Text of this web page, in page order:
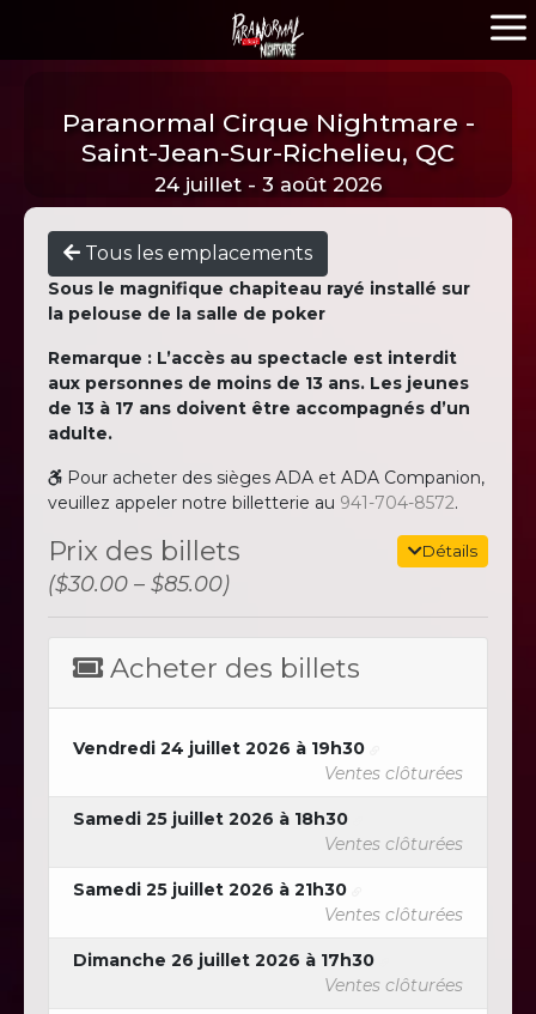
Paranormal Cirque Nightmare -
Saint-Jean-Sur-Richelieu, QC
24 juillet - 3 août 2026
Tous les emplacements
Sous le magnifique chapiteau rayé installé sur
la pelouse de la salle de poker
Remarque : L’accès au spectacle est interdit
aux personnes de moins de 13 ans. Les jeunes
de 13 à 17 ans doivent être accompagnés d’un
adulte.
Pour acheter des sièges ADA et ADA Companion,
veuillez appeler notre billetterie au 941-704-8572.
Détails
Prix ​​des billets
($30.00 – $85.00)
Acheter des billets
Vendredi 24 juillet 2026 à 19h30
Ventes clôturées
Samedi 25 juillet 2026 à 18h30
Ventes clôturées
Samedi 25 juillet 2026 à 21h30
Ventes clôturées
Dimanche 26 juillet 2026 à 17h30
Ventes clôturées